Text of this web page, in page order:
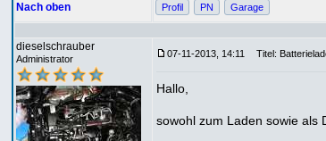
Nach oben Profil PN Garage
dieselschrauber
Administrator 07-11-2013, 14:11 Titel:
Hallo,
sowohl zum Laden sowie als